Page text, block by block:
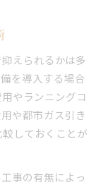
えられるかは多
を導入する場合
やランニングコ
や都市ガス引き
しておくことが
事の有無によっ